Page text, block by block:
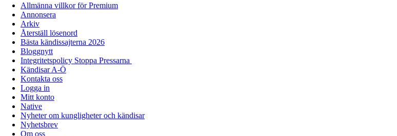
Allmänna villkor för Premium
Annonsera
Arkiv
Återställ lösenord
Bästa kändissajterna 2026
Bloggnytt
Integritetspolicy Stoppa Pressarna
Kändisar A-Ö
Kontakta oss
Logga in
Mitt konto
Native
Nyheter om kungligheter och kändisar
Nyhetsbrev
Om oss